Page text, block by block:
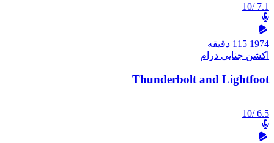
7.1
/10
1974 115 دقیقه
اکشن جنایی درام
Thunderbolt and Lightfoot
6.5
/10